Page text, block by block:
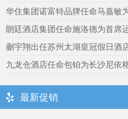
华住集团诺富特品牌任命马嘉敏
朗廷酒店集团任命施洛德为首席
蒯宇翔出任苏州太湖皇冠假日酒
九龙仓酒店任命包铂为长沙尼依
最新促销